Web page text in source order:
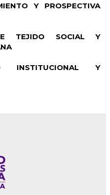
Y PROSPECTIVA
TEJIDO SOCIAL Y
INSTITUCIONAL Y